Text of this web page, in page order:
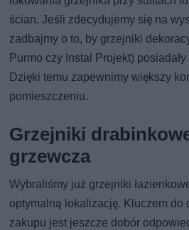
ścian. Jeśli zdecydujemy się na
zadbajmy o to, by grzejniki
Purmo czy Instal Projekt)
Dzięki temu zapewnimy większy
pomieszczeniu.
Grzejniki
grzewcza
Wybraliśmy już grzejniki
optymalną lokalizację. Kluczem do
zakupu jest jeszcze dobór